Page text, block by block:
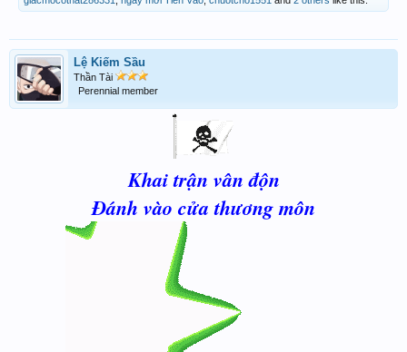
Lệ Kiếm Sầu
Thần Tài
Perennial member
Khai trận vân độn
Đánh vào cửa thương môn